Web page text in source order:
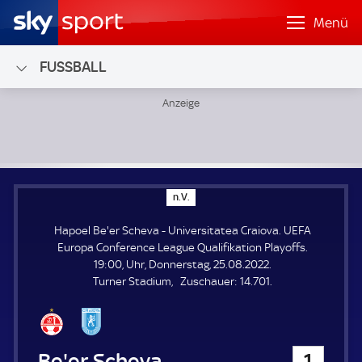
Menü
FUSSBALL
n.V.
.
.
Hapoel Be'er Scheva - Universitatea Craiova. UEFA
Europa Conference League Qualifikation Playoffs.
19:00, Uhr, Donnerstag, 25.08.2022.
Turner Stadium
Zuschauer: Z
14.701.